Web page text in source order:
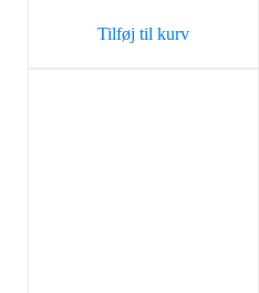
Tilføj til kurv